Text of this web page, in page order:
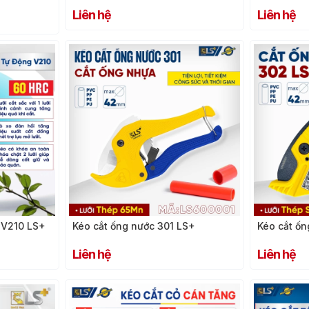
Liên hệ Liên hệ
LS+ Kéo cắt ống nước 301 LS+
Liên hệ
Kéo cắt
Liên hệ